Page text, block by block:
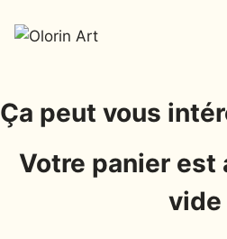
Ça peut vous
Votre panier
vide